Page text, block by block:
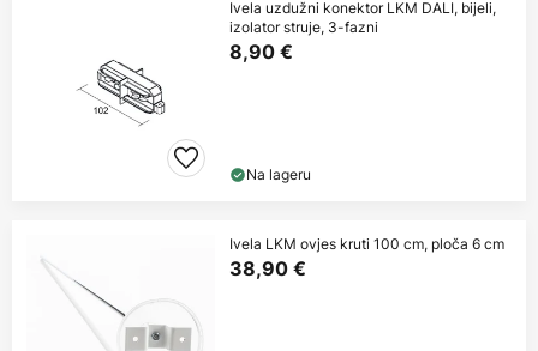
Ivela uzdužni konektor LKM DALI, bijeli,
izolator struje, 3-fazni
8,90 €
Na lageru
Ivela LKM ovjes kruti 100 cm, ploča 6 cm
38,90 €